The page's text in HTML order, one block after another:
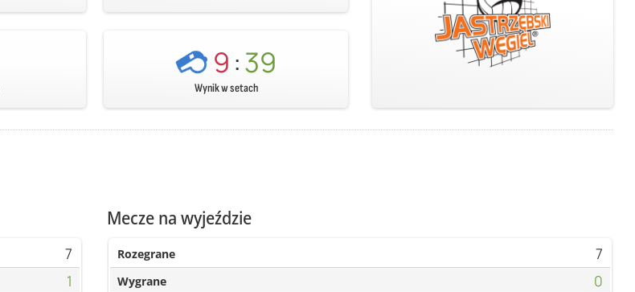
9:39
Wynik w setach
7
1
Mecze na wyjeździe
Rozegrane 7
Wygrane 0